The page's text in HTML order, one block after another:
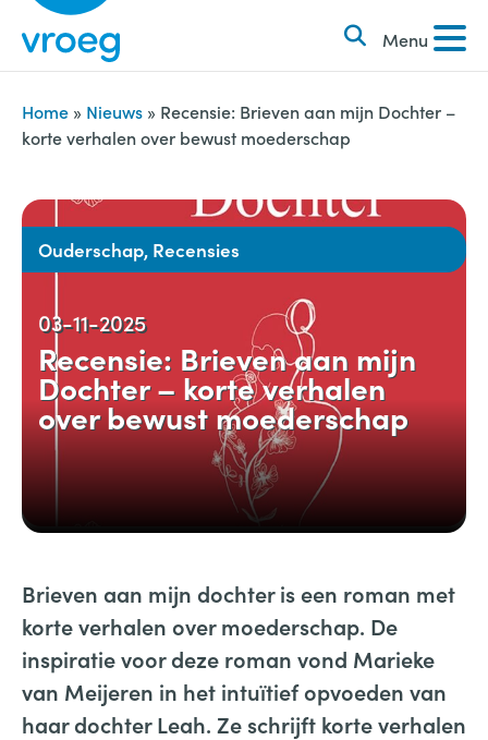
i
Menu
k
e
n
n
a
r
:
Home » Nieuws » Recensie: Brieven aan mijn Dochter –
korte verhalen over bewust moederschap
Ouderschap, Recensies
03-11-2025
Recensie: Brieven aan mijn
Dochter – korte verhalen
over bewust moederschap
Brieven aan mijn dochter is een roman met
korte verhalen over moederschap. De
inspiratie voor deze roman vond Marieke
van Meijeren in het intuïtief opvoeden van
haar dochter Leah. Ze schrijft korte verhalen